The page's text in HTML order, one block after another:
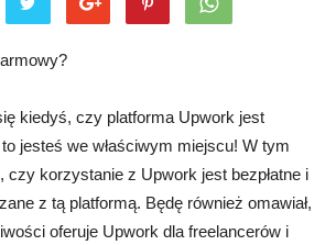
kiedyś, czy platforma Upwork jest
jesteś we właściwym miejscu! W tym
czy korzystanie z Upwork jest bezpłatne i
z tą platformą. Będę również omawiał,
oferuje Upwork dla freelancerów i